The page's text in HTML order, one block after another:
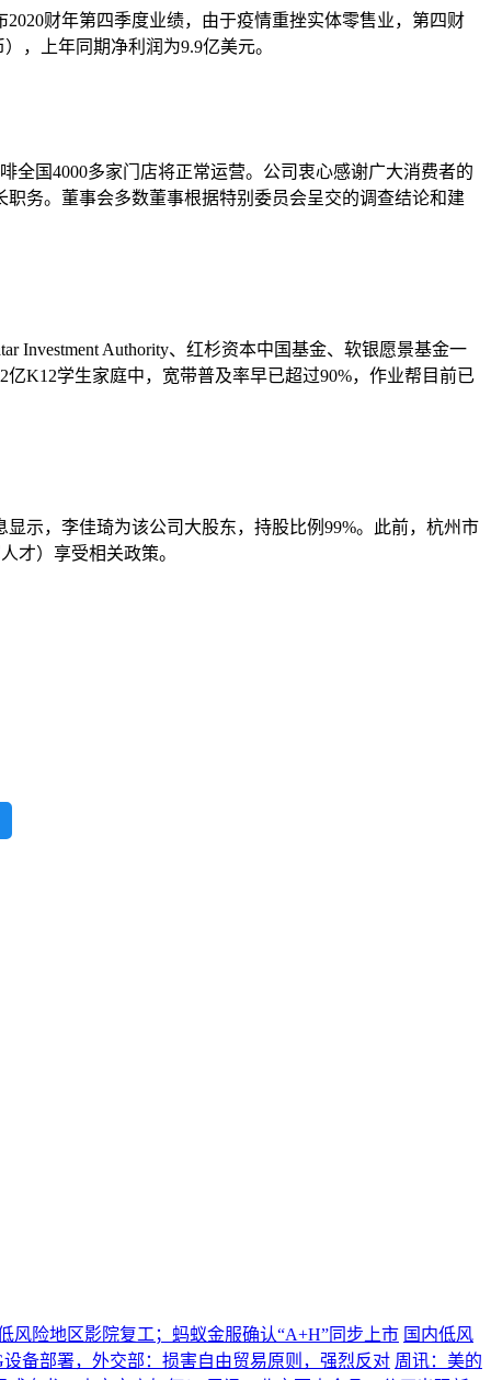
财年第四季度业绩，由于疫情重挫实体零售业，第四财
，上年同期净利润为9.9亿美元。
全国4000多家门店将正常运营。公司衷心感谢广大消费者的
务。董事会多数董事根据特别委员会呈交的调查结论和建
Investment Authority、红杉资本中国基金、软银愿景基金一
K12学生家庭中，宽带普及率早已超过90%，作业帮目前已
示，李佳琦为该公司大股东，持股比例99%。此前，杭州市
才）享受相关政策。
风险地区影院复工；蚂蚁金服确认“A+H”同步上市 国内低风
备部署，外交部：损害自由贸易原则，强烈反对 周讯：美的